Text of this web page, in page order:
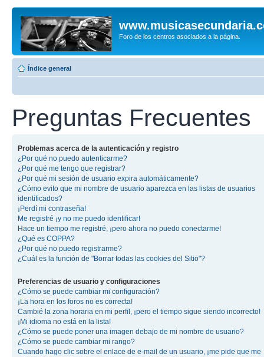
Foro de los centros asociados a la página.
Índice general
Preguntas Frecuentes
Problemas acerca de la autenticación y registro
¿Por qué no puedo autenticarme?
¿Por qué me tengo que registrar?
¿Por qué mi sesión de usuario expira automáticamente?
¿Cómo evito que mi nombre de usuario aparezca en las listas de usuarios
identificados?
¡Perdí mi contraseña!
Me registré ¡y no me puedo identificar!
Hace un tiempo me registré, ¡pero ahora no puedo conectarme!
¿Qué es COPPA?
¿Por qué no puedo registrarme?
¿Cuál es la función de "Borrar todas las cookies del Sitio"?
Preferencias de usuario y configuraciones
¿Cómo se puede cambiar mi configuración?
¡La hora en los foros no es correcta!
Cambié la zona horaria en mi perfil, ¡pero el tiempo sigue siendo incorrecto!
¡Mi idioma no está en la lista!
¿Cómo se puede poner una imagen debajo de mi nombre de usuario?
¿Cómo se puede cambiar mi rango?
Cuando hago clic sobre el enlace de e-mail de un usuario, ¡me pide que me